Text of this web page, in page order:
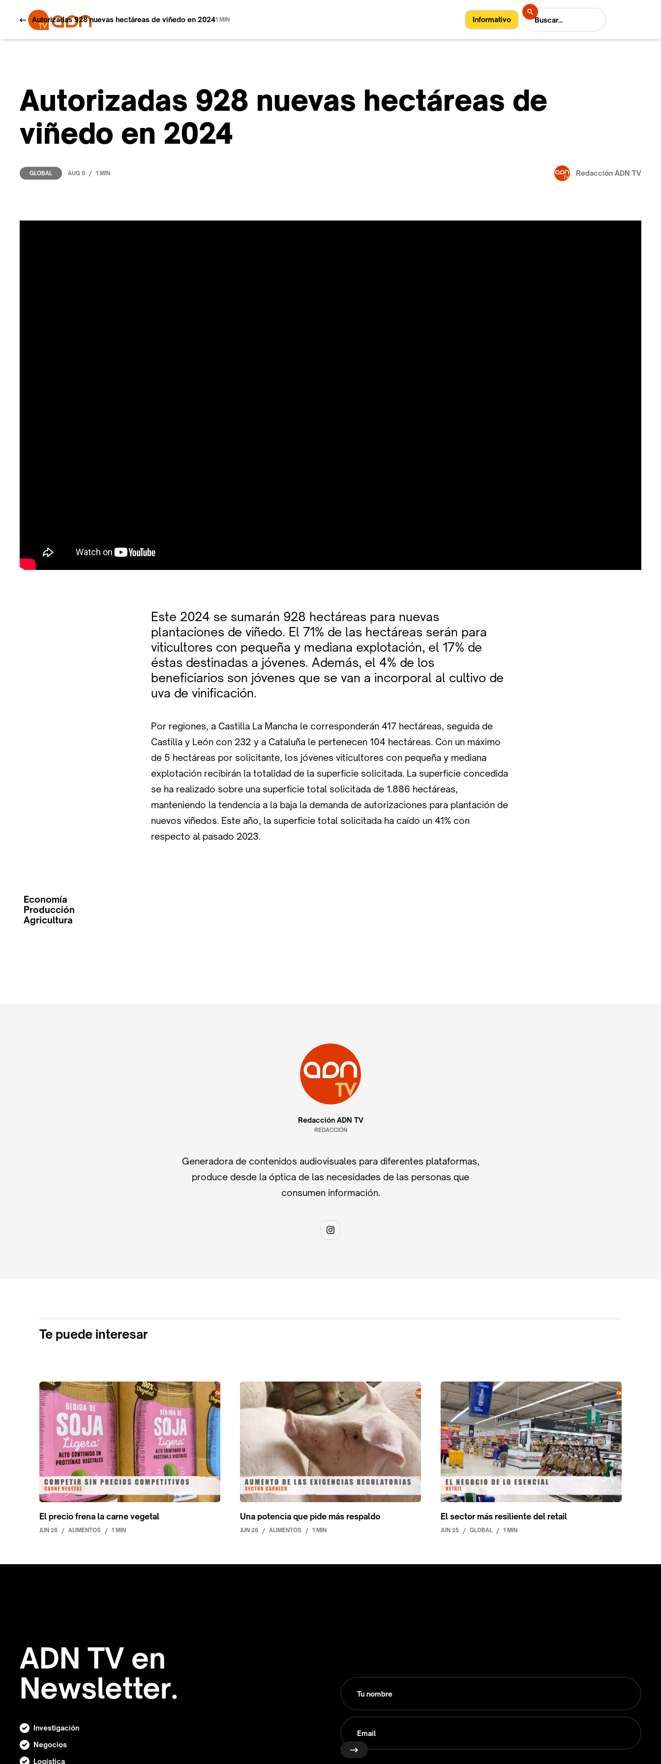
Informativo
Autorizadas 928 nuevas hectáreas de viñedo en 20241 MIN
Autorizadas 928 nuevas hectáreas de
viñedo en 2024
GLOBAL AUG 5 / 1 MIN Redacción ADN TV
Este 2024 se sumarán 928 hectáreas para nuevas
plantaciones de viñedo. El 71% de las hectáreas serán para
viticultores con pequeña y mediana explotación, el 17% de
éstas destinadas a jóvenes. Además, el 4% de los
beneficiarios son jóvenes que se van a incorporal al cultivo de
uva de vinificación.
Por regiones, a Castilla La Mancha le corresponderán 417 hectáreas, seguida de
Castilla y León con 232 y a Cataluña le pertenecen 104 hectáreas. Con un máximo
de 5 hectáreas por solicitante, los jóvenes viticultores con pequeña y mediana
explotación recibirán la totalidad de la superficie solicitada. La superficie concedida
se ha realizado sobre una superficie total solicitada de 1.886 hectáreas,
manteniendo la tendencia a la baja la demanda de autorizaciones para plantación de
nuevos viñedos. Este año, la superficie total solicitada ha caído un 41% con
respecto al pasado 2023.
Economía
Producción
Agricultura
Redacción ADN TV
REDACCIÓN
Generadora de contenidos audiovisuales para diferentes plataformas,
produce desde la óptica de las necesidades de las personas que
consumen información.
Te puede interesar
El precio frena la carne vegetal
JUN 26 / ALIMENTOS / 1 MIN
Una potencia que pide más respaldo
JUN 26 / ALIMENTOS / 1 MIN
El sector más resiliente del retail
JUN 25 / GLOBAL / 1 MIN
ADN TV en
Newsletter.
Investigación
Negocios
Logística